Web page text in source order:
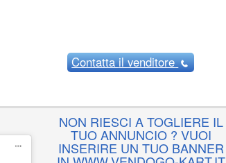
Contattail venditore
NON RIESCI A TOGLIERE IL
TUO ANNUNCIO ? VUOI
INSERIRE UN TUO BANNER